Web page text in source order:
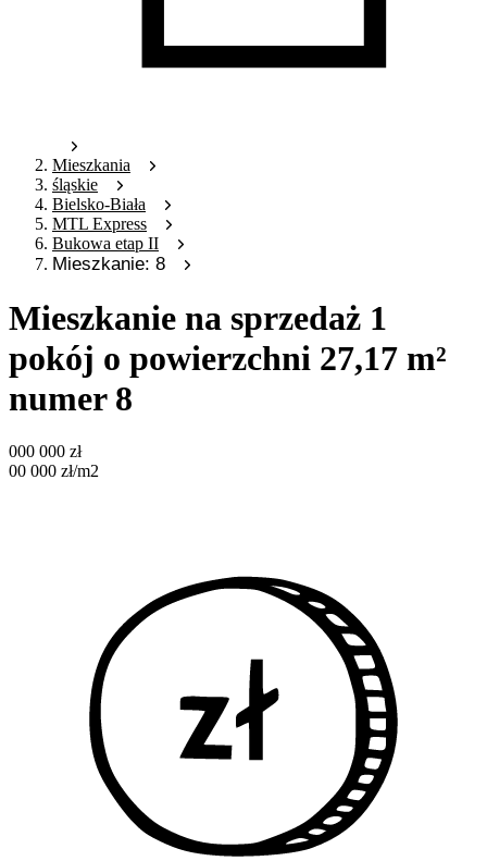
Mieszkania
śląskie
Bielsko-Biała
MTL Express
Bukowa etap II
Mieszkanie: 8
Mieszkanie na sprzedaż 1
pokój o powierzchni 27,17 m²
numer 8
000 000 zł
00 000 zł/m2